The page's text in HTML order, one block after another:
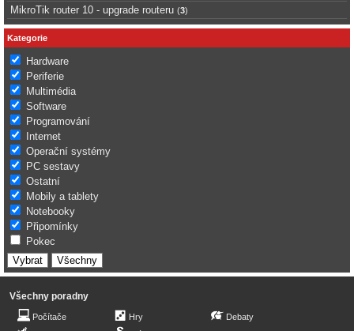
MikroTik router 10 - upgrade routeru (3)
Kategorie
Hardware
Periferie
Multimédia
Software
Programování
Internet
Operační systémy
PC sestavy
Ostatní
Mobily a tablety
Notebooky
Připomínky
Pokec
Všechny poradny
Počítače
Hry
Debaty